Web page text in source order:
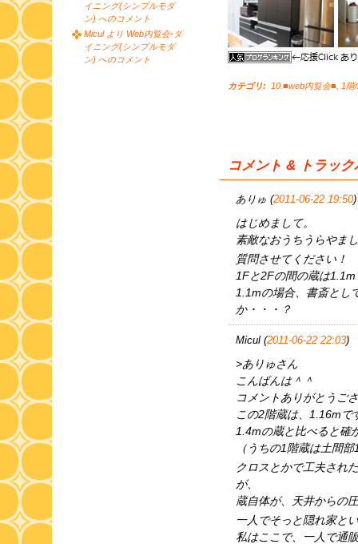
カテゴリ: 10.■web内覧会■ 1階
コメント & トラック
ありゅ (2011-06-22 19:50)
はじめまして。
素敵なおうちうらやま
質問させてください！
1Fと2Fの間の蔵は
1.1mの場合、書斎とし
か・・・？
Micul (2011-06-22 22:03)
>ありゅさん
こんばんは＾＾
コメントありがとうご
この2階蔵は、1.16mで
1.4mの蔵と比べると確
（うちの1階蔵は土間
クロスとかで工夫され
が、
蔵自体が、天井からの
一人でそっと隠れ家と
私はここで、一人で通
イニング(シンプルモダ
ン) へのコメント
Micul より Web内覧会-ダ
イニング(シンプルモダ
ン) へのコメント